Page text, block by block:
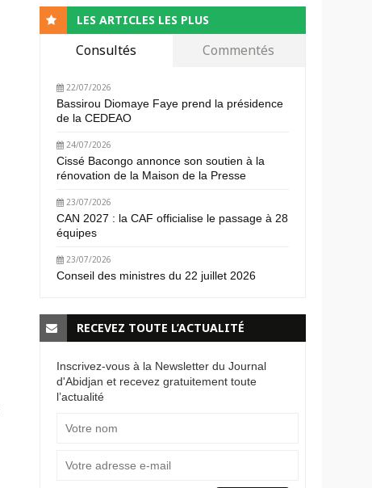
LES ARTICLES LES PLUS
Consultés Commentés
22/07/2026
Bassirou Diomaye Faye prend la présidence
de la CEDEAO
24/07/2026
Cissé Bacongo annonce son soutien à la
rénovation de la Maison de la Presse
23/07/2026
CAN 2027 : la CAF officialise le passage à 28
équipes
23/07/2026
Conseil des ministres du 22 juillet 2026
RECEVEZ TOUTE L’ACTUALITÉ
Inscrivez-vous à la Newsletter du Journal
d'Abidjan et recevez gratuitement toute
l’actualité